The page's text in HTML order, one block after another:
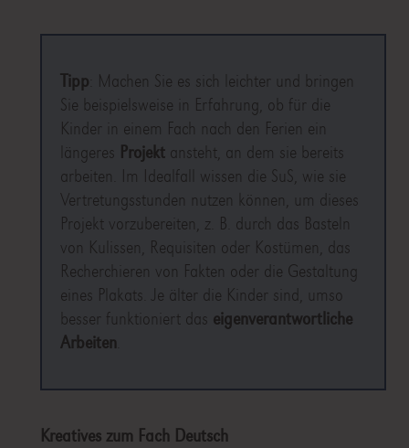
Tipp : Machen Sie es sich leichter und bringen
Sie beispielsweise in Erfahrung, ob für die
Kinder in einem Fach nach den Ferien ein
längeres Projektansteht, an dem sie bereits
arbeiten. Im Idealfall wissen die SuS, wie sie
Vertretungsstunden nutzen können, um dieses
Projekt vorzubereiten, z. B. durch das Basteln
von Kulissen, Requisiten oder Kostümen, das
Recherchieren von Fakten oder die Gestaltung
eines Plakats. Je älter die Kinder sind, umso
besser funktioniert das eigenverantwortliche
Arbeiten
Kreatives zum Fach Deutsch